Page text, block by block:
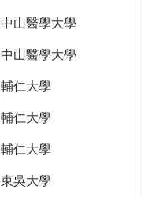
中山醫學大學
中山醫學大學
輔仁大學
輔仁大學
輔仁大學
東吳大學